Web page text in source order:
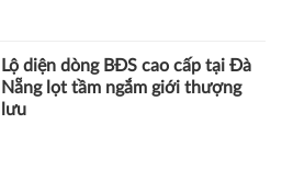
Lộ diện dòng BĐS cao cấp tại Đà
Nẵng lọt tầm ngắm giới thượng
lưu